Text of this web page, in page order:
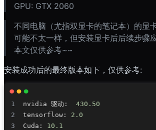
GPU: GTX 2060
不同电脑（尤指双显卡的笔记本）的显
可能不太一样，但安装显卡后后续步骤
本文仅供参考~~
安装成功后的最终版本如下，仅供参考:
nvidia 驱动 :
430.50
tensorflow :
2.0
Cuda :
10.1